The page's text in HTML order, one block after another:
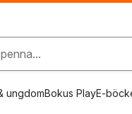
ungdomBokus PlayE-